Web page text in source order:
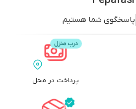
پاسخگوی شما هستیم
پرداخت در محل